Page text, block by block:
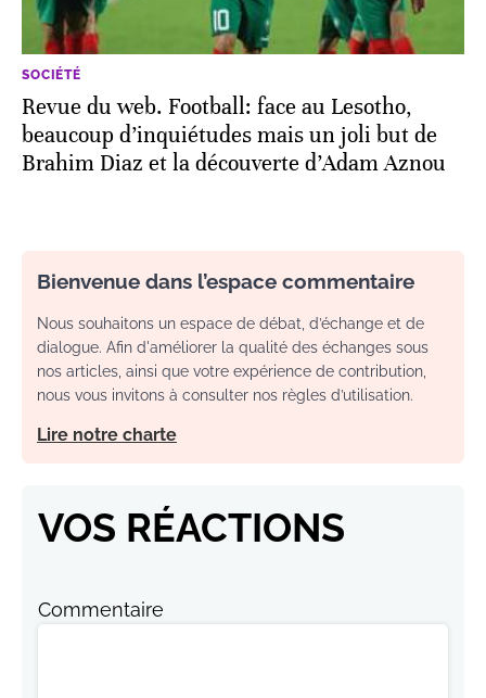
SOCIÉTÉ
Revue du web. Football: face au Lesotho,
beaucoup d’inquiétudes mais un joli but de
Brahim Diaz et la découverte d’Adam Aznou
Bienvenue dans l’espace commentaire
Nous souhaitons un espace de débat, d’échange et de
dialogue. Afin d'améliorer la qualité des échanges sous
nos articles, ainsi que votre expérience de contribution,
nous vous invitons à consulter nos règles d’utilisation.
Lire notre charte
VOS RÉACTIONS
Commentaire